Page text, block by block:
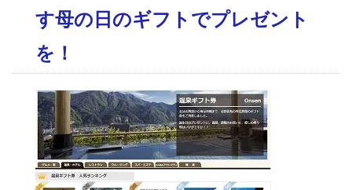
す母の日のギフトでプレゼント
を！